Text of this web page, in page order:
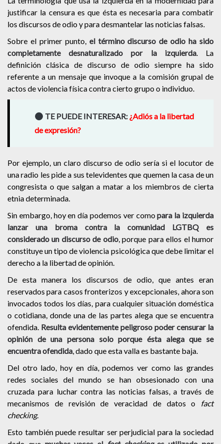
justificar la censura es que ésta es necesaria para combatir
los discursos de odio y para desmantelar las noticias falsas.
Sobre el primer punto, el término discurso de odio ha sido
completamente desnaturalizado por la izquierda. La
definición clásica de discurso de odio siempre ha sido
referente a un mensaje que invoque a la comisión grupal de
actos de violencia física contra cierto grupo o individuo.
TE PUEDE INTERESAR: ¿Adiós a la libertad
de expresión?
Por ejemplo, un claro discurso de odio sería si el locutor de
una radio les pide a sus televidentes que quemen la casa de un
congresista o que salgan a matar a los miembros de cierta
etnia determinada.
Sin embargo, hoy en día podemos ver comopara la izquierda
lanzar una broma contra la comunidad LGTBQ es
considerado un discurso de odio, porque para ellos el humor
constituye un tipo de violencia psicológica que debe limitar el
derecho a la libertad de opinión.
De esta manera los discursos de odio, que antes eran
reservados para casos fronterizos y excepcionales, ahora son
invocados todos los días, para cualquier situación doméstica
o cotidiana, donde una de las partes alega que se encuentra
ofendida. Resulta evidentemente peligroso poder censurar la
opinión de una persona solo porque ésta alega que se
encuentra ofendida, dado que esta valla es bastante baja.
Del otro lado, hoy en día, podemos ver como las grandes
redes sociales del mundo se han obsesionado con una
cruzada para luchar contra las noticias falsas, a través de
mecanismos de revisión de veracidad de datos o fact
checking.
Esto también puede resultar ser perjudicial para la sociedad